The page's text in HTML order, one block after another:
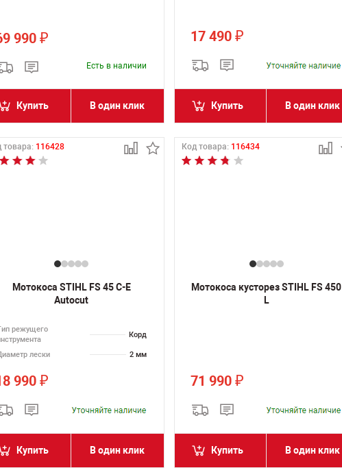
990 ₽
Есть в наличии
Купить В один клик
17 490 ₽
Купить В один клик
товара: 116428
Мотокоса STIHL FS 45 C-E
Autocut
режущего
Корд
лески 2 мм
990 ₽
Купить В один клик
Код товара: 116434
Мотокоса кусторез STIHL FS 450
L
71 990 ₽
Купить В один клик